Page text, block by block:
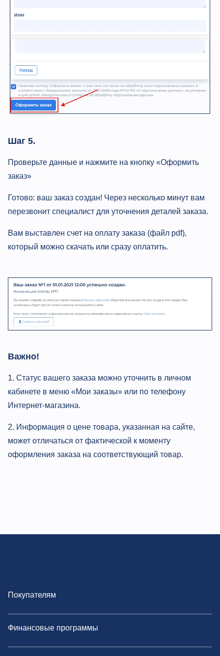
Шаг 5.
Проверьте данные и нажмите на кнопку «Оформить
заказ»
Готово: ваш заказ создан! Через несколько минут вам
перезвонит специалист для уточнения деталей заказа.
Вам выставлен счет на оплату заказа (файл pdf),
который можно скачать или сразу оплатить.
Важно!
1. Статус вашего заказа можно уточнить в личном
кабинете в меню «Мои заказы» или по телефону
Интернет-магазина.
2. Информация о цене товара, указанная на сайте,
может отличаться от фактической к моменту
оформления заказа на соответствующий товар.
Покупателям
Финансовые программы